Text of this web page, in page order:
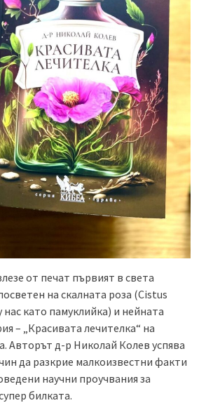
от печат първият в света
на скалната роза (Cistus
нас като памуклийка) и нейната
– „Красивата лечителка“ на
Авторът д-р Николай Колев успява
да разкрие малкоизвестни факти
научни проучвания за
билката.